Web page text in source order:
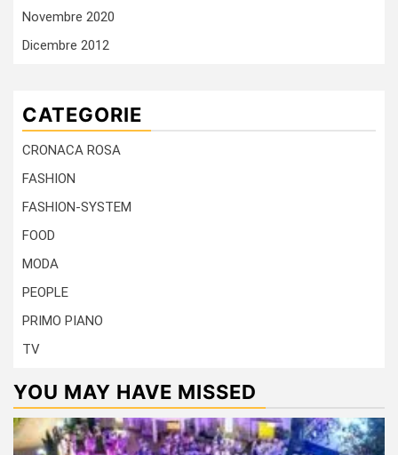
Novembre 2020
Dicembre 2012
CATEGORIE
CRONACA ROSA
FASHION
FASHION-SYSTEM
FOOD
MODA
PEOPLE
PRIMO PIANO
TV
YOU MAY HAVE MISSED